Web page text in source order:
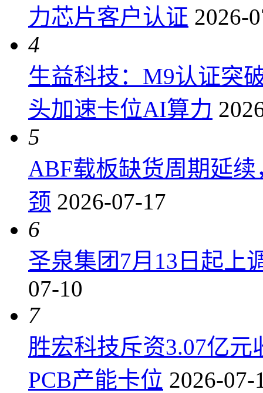
力芯片客户认证 2026-
4
生益科技：M9认证突
头加速卡位AI算力
5
ABF载板缺货周期延
颈 2026-07-17
6
圣泉集团7月13日起上
07-10
7
胜宏科技斥资3.07亿
PCB产能卡位 2026-07-